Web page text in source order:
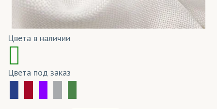
Цвета в наличии
Цвета под заказ